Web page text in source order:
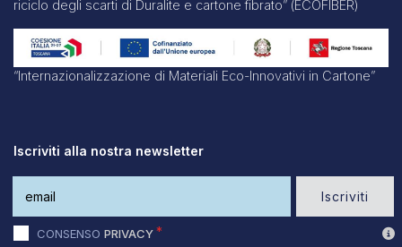
riciclo degli scarti di Duralite e cartone fibrato” (ECOFIBER)
“Internazionalizzazione di Materiali Eco-Innovativi in Cartone”
Iscriviti alla nostra newsletter
Iscriviti
CONSENSO PRIVACY